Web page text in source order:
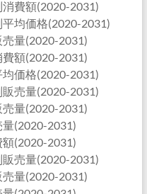
消費額(2020-2031)
平均価格(2020-2031)
売量(2020-2031)
費額(2020-2031)
均価格(2020-2031)
販売量(2020-2031)
売量(2020-2031)
量(2020-2031)
額(2020-2031)
販売量(2020-2031)
売量(2020-2031)